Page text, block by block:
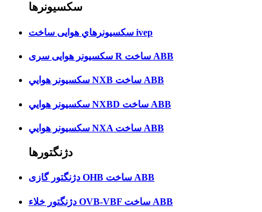
سکسیونرها
سکسيونرهاي هوایی ساخت ivep
سکسيونر هوايی سری R ساخت ABB
سکسيونر هوايي NXB ساخت ABB
سکسيونر هوايي NXBD ساخت ABB
سکسيونر هوايي NXA ساخت ABB
دژنگتورها
دژنگتور گازی OHB ساخت ABB
دژنگتور خلاء OVB-VBF ساخت ABB